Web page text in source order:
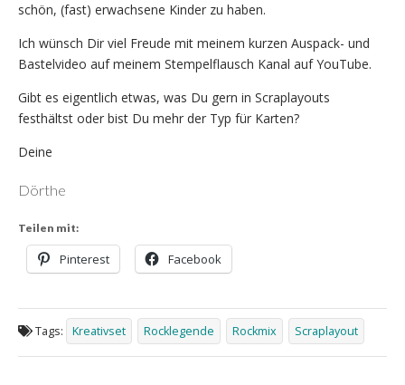
schön, (fast) erwachsene Kinder zu haben.
Ich wünsch Dir viel Freude mit meinem kurzen Auspack- und
Bastelvideo auf meinem Stempelflausch Kanal auf YouTube.
Gibt es eigentlich etwas, was Du gern in Scraplayouts
festhältst oder bist Du mehr der Typ für Karten?
Deine
Dörthe
Teilen mit:
Pinterest Facebook
Tags: Kreativset Rocklegende Rockmix Scraplayout